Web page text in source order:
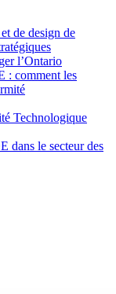
de design de
l’Ontario
: comment les
Technologique
dans le secteur des